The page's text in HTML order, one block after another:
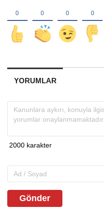
YORUMLAR
Gönder